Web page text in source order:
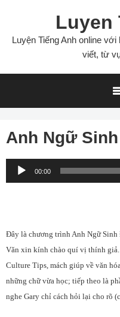
content
Luyen
Luyện Tiếng Anh online
viết, từ
Anh Ngữ
Audio
Player
00:00
Đây là chương trình Anh Ngữ
Văn xin kính chào quí vị thính giả.
Culture Tips, mách giúp về văn
những chữ vừa học; tiếp theo là
nghe Gary chỉ cách hỏi lại cho rõ